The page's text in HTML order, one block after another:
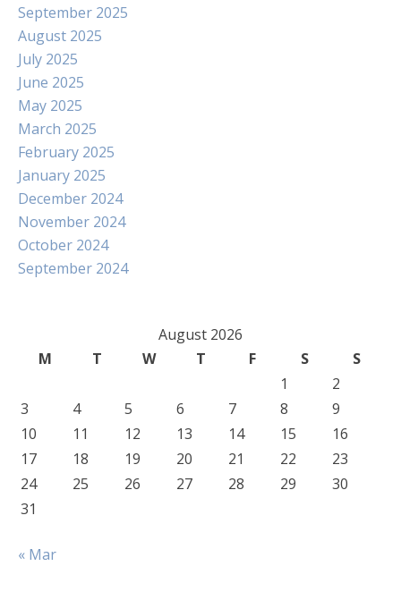
September 2025
August 2025
July 2025
June 2025
May 2025
March 2025
February 2025
January 2025
December 2024
November 2024
October 2024
September 2024
August 2026
M
T W T F S
S
1
2
3
4 5 6 7 8
9
10
11 12 13 14 15
16
17
18 19 20 21 22
23
24
25 26 27 28 29
30
31
« Mar